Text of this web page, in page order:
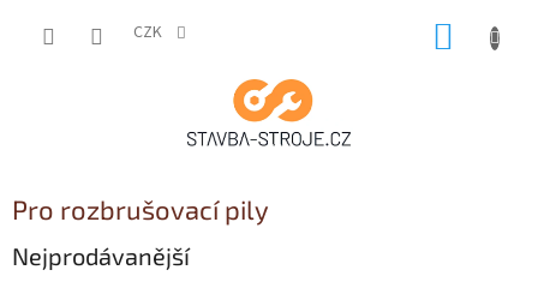
CZK
Pro rozbrušovací pily
Nejprodávanější